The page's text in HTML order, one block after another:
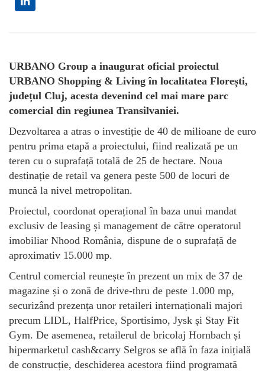
URBANO Group a inaugurat oficial proiectul
URBANO Shopping & Living în localitatea Florești,
județul Cluj, acesta devenind cel mai mare parc
comercial din regiunea Transilvaniei.
Dezvoltarea a atras o investiție de 40 de milioane de euro
pentru prima etapă a proiectului, fiind realizată pe un
teren cu o suprafață totală de 25 de hectare. Noua
destinație de retail va genera peste 500 de locuri de
muncă la nivel metropolitan.
Proiectul, coordonat operațional în baza unui mandat
exclusiv de leasing și management de către operatorul
imobiliar Nhood România, dispune de o suprafață de
aproximativ 15.000 mp.
Centrul comercial reunește în prezent un mix de 37 de
magazine și o zonă de drive-thru de peste 1.000 mp,
securizând prezența unor retaileri internaționali majori
precum LIDL, HalfPrice, Sportisimo, Jysk și Stay Fit
Gym. De asemenea, retailerul de bricolaj Hornbach și
hipermarketul cash&carry Selgros se află în faza inițială
de construcție, deschiderea acestora fiind programată